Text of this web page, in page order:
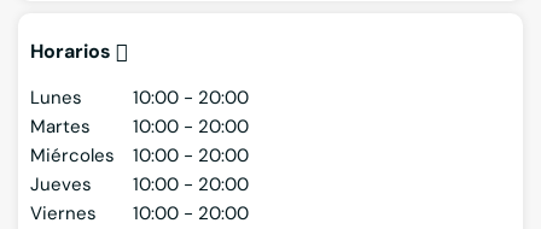
Horarios
Lunes
10:00 - 20:00
Martes
10:00 - 20:00
Miércoles
10:00 - 20:00
Jueves
10:00 - 20:00
Viernes
10:00 - 20:00